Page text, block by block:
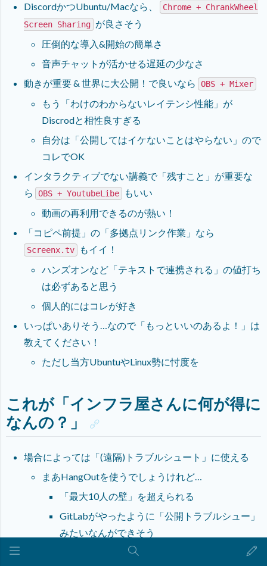
DiscordかつUbuntu/Macなら、
Chrome + ChrankWheel
Screen Sharing が良さそう
圧倒的な導入&開始の簡単さ
音声チャットが活かせる遅延の少なさ
動きが重要 & 世界に大公開！で良いなら
OBS + Mixer
もう「わけのわからないレイテンシ性能」が
Discrodと相性良すぎる
自分は「公開してはイケないことはやらない」ので
コレでOK
インタラクティブでない講義で「残すこと」が重要な
ら
OBS + YoutubeLibe
もいい
動画の再利用できるのが熱い！
「コピペ前提」の「多拠点リンク作業」なら
Screenx.tv
もイイ！
ハンズオンなど「テキストで連携される」の値打ち
は必ずあると思う
個人的にはコレが好き
いっぱいありそう…なので「もっといいのあるよ！」は
教えてください！
ただし当方UbuntuやLinux勢に忖度を
これが「インフラ屋さんに何が得に
なんの？」
場合によっては「(遠隔)トラブルシュート」に使える
まあHangOutを使うでしょうけれど…
「最大10人の壁」を超えられる
GitLabがやったように「公開トラブルシュー」
みたいなんができそう
限定公開 あたりを使うと良いかも